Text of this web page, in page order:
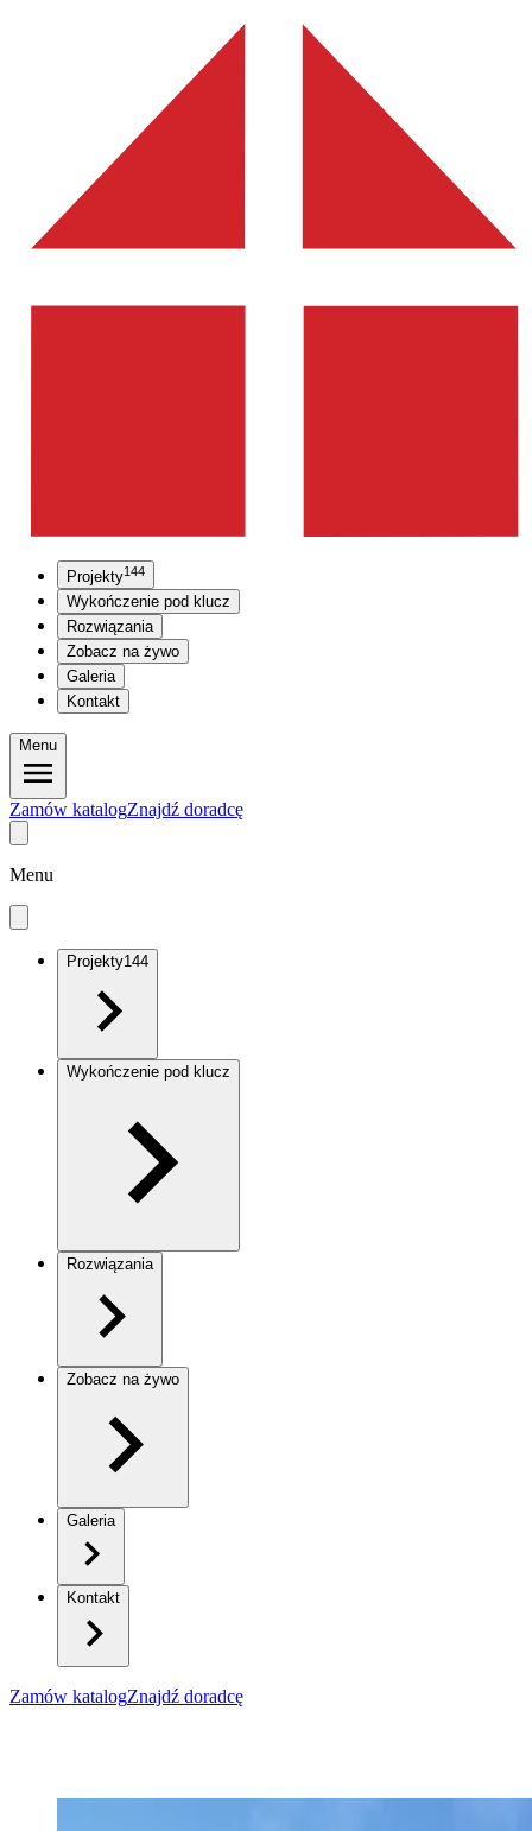
Projekty144
Wykończenie pod klucz
Rozwiązania
Zobacz na żywo
Galeria
Kontakt
Menu
Zamów katalogZnajdź doradcę
Menu
Projekty144
Wykończenie pod klucz
Rozwiązania
Zobacz na żywo
Galeria
Kontakt
Zamów katalogZnajdź doradcę